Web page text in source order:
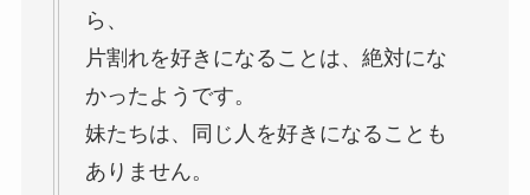
ら、
片割れを好きになることは、絶対にな
かったようです。
妹たちは、同じ人を好きになることも
ありません。